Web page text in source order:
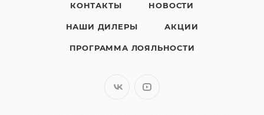
КОНТАКТЫ НОВОСТИ
НАШИ ДИЛЕРЫ АКЦИИ
ПРОГРАММА ЛОЯЛЬНОСТИ